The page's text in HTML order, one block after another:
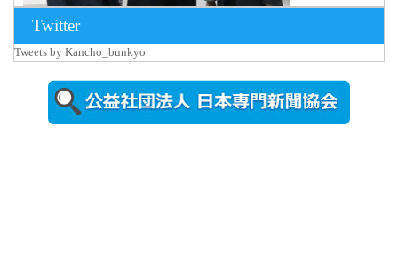
2026年8月5日
更新
農工大で大
Twitter
Tweets by Kancho_bunkyo